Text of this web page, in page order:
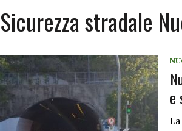
Sicurezza stradale
e